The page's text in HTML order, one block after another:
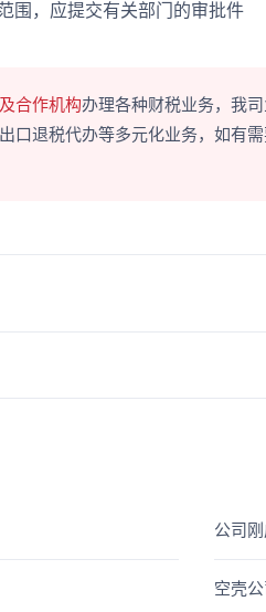
，应提交有关部门的审批件
合作机构办理各种财税业务，我
口退税代办等多元化业务，如有
公司
空壳